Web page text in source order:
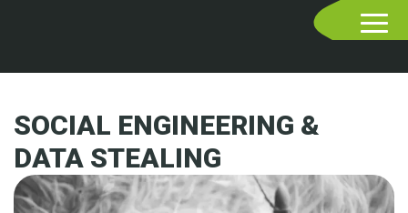
SOCIAL ENGINEERING &
DATA STEALING